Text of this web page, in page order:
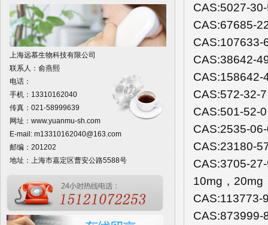
上海远慕生物科技有限公司
联系人：俞燕熙
电话：
手机：13310162040
传真：021-58999639
网址： www.yuanmu-sh.com
E-mail: m13310162040@163.com
邮编：201202
地址：上海市嘉定区曹安公路5588号
CAS:5027-
CAS:67685-
CAS:107633-
CAS:38642-
CAS:158642-
CAS:572-32-
CAS:501-52-
CAS:2535-
CAS:23180-
CAS:3705-
10mg，20mg
CAS:113773-
CAS:873999-